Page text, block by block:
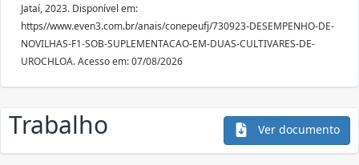
Jataí, 2023. Disponível em:
https//www.even3.com.br/anais/conepeufj/730923-DESEMPENHO-DE-
NOVILHAS-F1-SOB-SUPLEMENTACAO-EM-DUAS-CULTIVARES-DE-
UROCHLOA. Acesso em: 07/08/2026
Trabalho Ver documento